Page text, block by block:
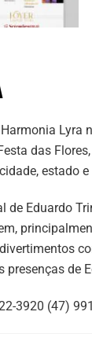
das
estado
Eduardo
de
3920 (47)